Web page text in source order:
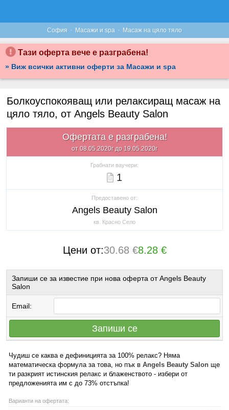
София · Масажи и spa · Масаж на цяло тяло
Тази оферта вече е разграбена!
» Виж всички активни оферти за Масажи и spa
Болкоуспокояващ или релаксиращ масаж на
цяло тяло, от Angels Beauty Salon
Офертата е разграбена!
от 08.05.2020г до 19.05.2020г
Грабнати ваучери:
1
Предоставено от:
Angels Beauty Salon
кв. Красно Село
Цени от:30.68 €8.28 €
Запиши се за известие при нова оферта от Angels Beauty
Salon
Email:
Запиши се
Чудиш се каква е дефиницията за 100% релакс? Няма
математическа формула за това, но пък в Angels Beauty Salon ще
ти разкрият истинския релакс и блаженството - избери от
предложенията им с до 73% отстъпка!
Варианти на офертата: